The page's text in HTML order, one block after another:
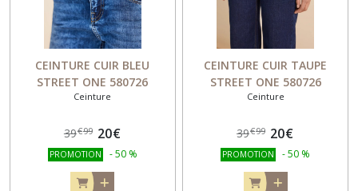
CEINTURE CUIR BLEU
STREET ONE 580726
Ceinture
39€99 20€
PROMOTION -50 %
CEINTURE CUIR TAUPE
STREET ONE 580726
Ceinture
39€99 20€
PROMOTION -50 %